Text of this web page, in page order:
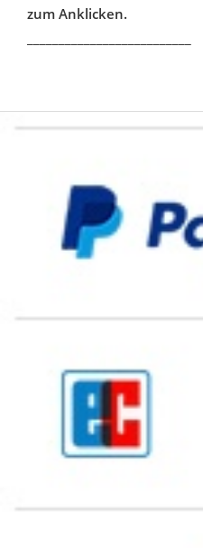
zum Anklicken.